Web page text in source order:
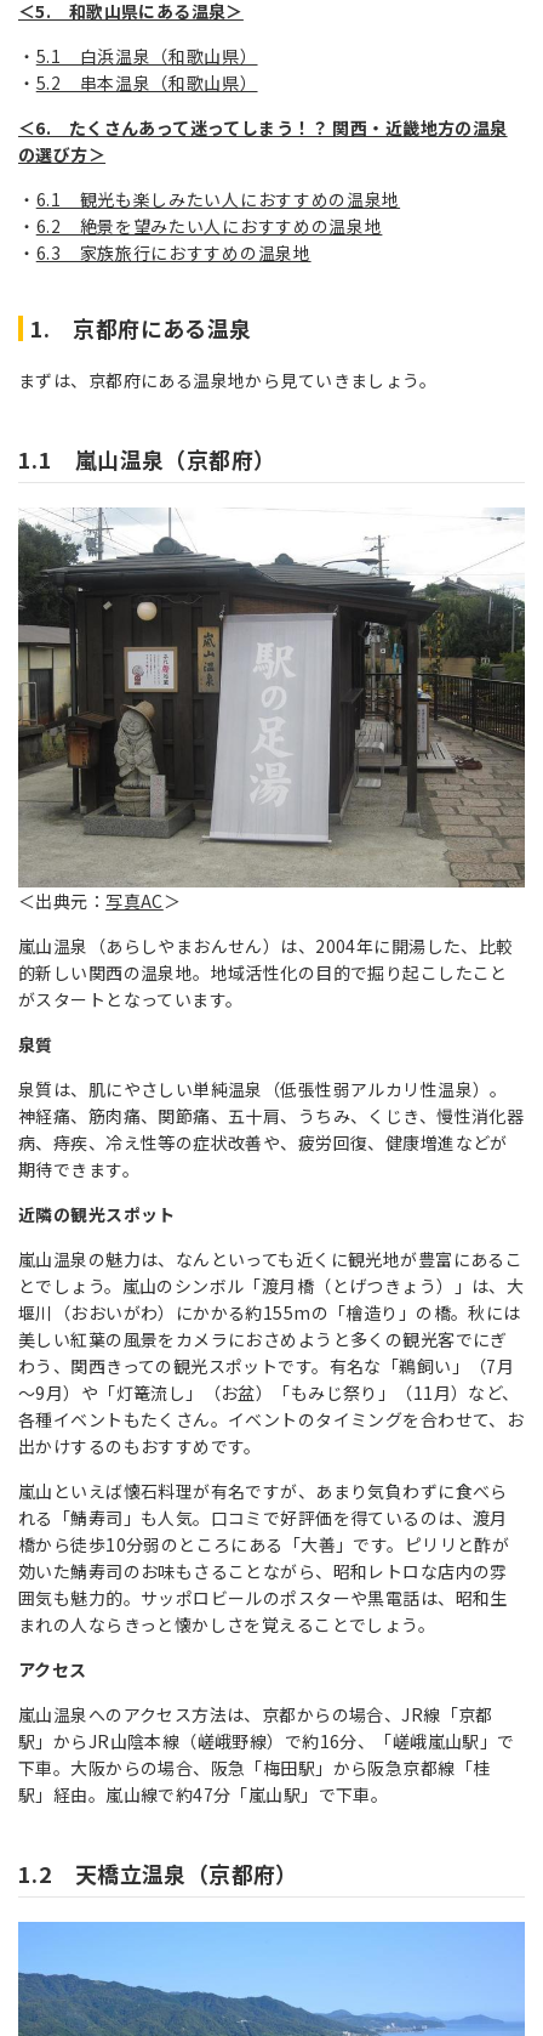
＜5. 和歌山県にある温泉＞
5.1 白浜温泉（和歌山県）
5.2 串本温泉（和歌山県）
＜6. たくさんあって迷ってしまう！？ 関西・近畿地方の温泉
の選び方＞
6.1 観光も楽しみたい人におすすめの温泉地
6.2 絶景を望みたい人におすすめの温泉地
6.3 家族旅行におすすめの温泉地
1. 京都府にある温泉
まずは、京都府にある温泉地から見ていきましょう。
1.1 嵐山温泉（京都府）
＜出典元： 写真AC＞
嵐山温泉（あらしやまおんせん）は、2004年に開湯した、比較
的新しい関西の温泉地。地域活性化の目的で掘り起こしたこと
がスタートとなっています。
泉質
泉質は、肌にやさしい単純温泉（低張性弱アルカリ性温泉）。
神経痛、筋肉痛、関節痛、五十肩、うちみ、くじき、慢性消化器
病、痔疾、冷え性等の症状改善や、疲労回復、健康増進などが
期待できます。
近隣の観光スポット
嵐山温泉の魅力は、なんといっても近くに観光地が豊富にあるこ
とでしょう。嵐山のシンボル「渡月橋（とげつきょう）」は、大
堰川（おおいがわ）にかかる約155mの「檜造り」の橋。秋には
美しい紅葉の風景をカメラにおさめようと多くの観光客でにぎ
わう、関西きっての観光スポットです。有名な「鵜飼い」（7月
～9月）や「灯篭流し」（お盆）「もみじ祭り」（11月）など、
各種イベントもたくさん。イベントのタイミングを合わせて、お
出かけするのもおすすめです。
嵐山といえば懐石料理が有名ですが、あまり気負わずに食べら
れる「鯖寿司」も人気。口コミで好評価を得ているのは、渡月
橋から徒歩10分弱のところにある「大善」です。ピリリと酢が
効いた鯖寿司のお味もさることながら、昭和レトロな店内の雰
囲気も魅力的。サッポロビールのポスターや黒電話は、昭和生
まれの人ならきっと懐かしさを覚えることでしょう。
アクセス
嵐山温泉へのアクセス方法は、京都からの場合、JR線「京都
駅」からJR山陰本線（嵯峨野線）で約16分、「嵯峨嵐山駅」で
下車。大阪からの場合、阪急「梅田駅」から阪急京都線「桂
駅」経由。嵐山線で約47分「嵐山駅」で下車。
1.2 天橋立温泉（京都府）